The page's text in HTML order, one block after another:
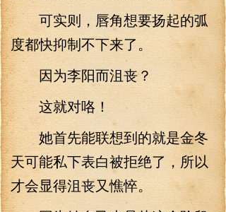
可实则，唇角想要扬起的弧
度都快抑制不下来了。
因为李阳而沮丧？
这就对咯！
她首先能联想到的就是金冬
天可能私下表白被拒绝了，所以
才会显得沮丧又憔悴。